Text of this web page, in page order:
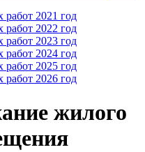
2021 год
2022 год
2023 год
2024 год
2025 год
2026 год
жилого